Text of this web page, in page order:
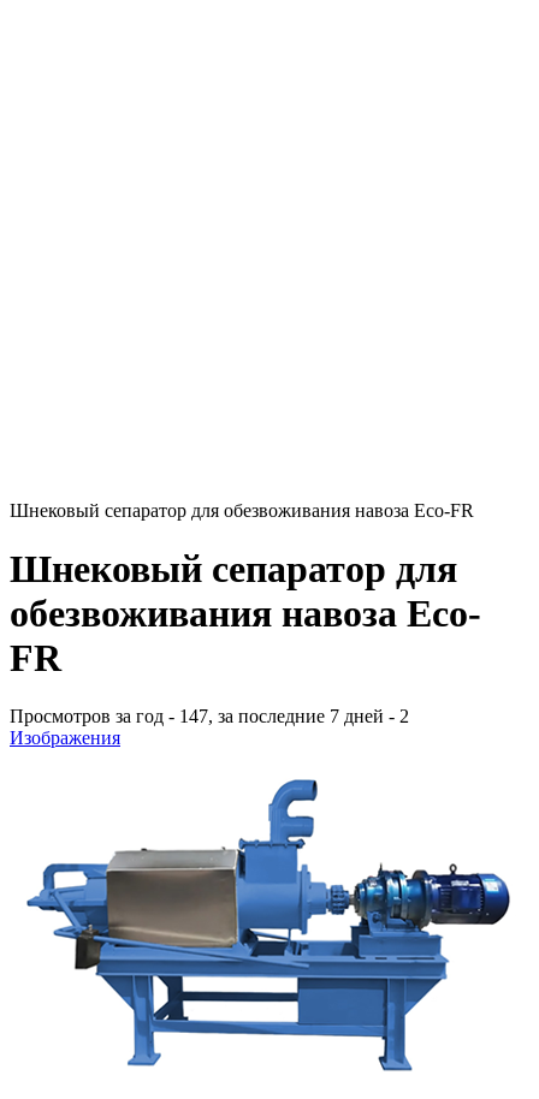
Шнековый сепаратор для обезвоживания навоза Eco-FR
Шнековый сепаратор для
обезвоживания навоза Eco-
FR
Просмотров за год - 147, за последние 7 дней - 2
Изображения